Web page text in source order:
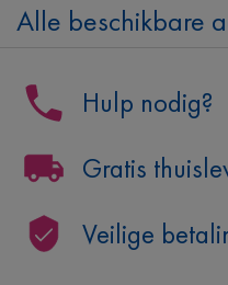
Alle beschikbare
Hulp nodig?
Gratis
Veilige